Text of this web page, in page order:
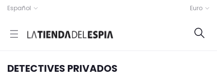
Español Euro
DETECTIVES PRIVADOS